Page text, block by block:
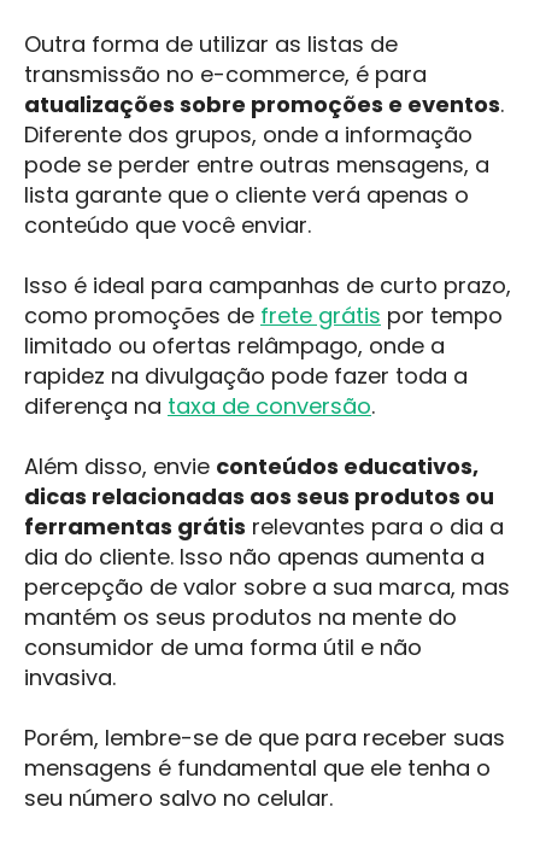
Outra forma de utilizar as listas de
transmissão no e-commerce, é para
atualizações sobre promoções e eventos.
Diferente dos grupos, onde a informação
pode se perder entre outras mensagens, a
lista garante que o cliente verá apenas o
conteúdo que você enviar.
Isso é ideal para campanhas de curto prazo,
como promoções de frete grátis por tempo
limitado ou ofertas relâmpago, onde a
rapidez na divulgação pode fazer toda a
diferença na taxa de conversão.
Além disso, envie conteúdos educativos,
dicas relacionadas aos seus produtos ou
ferramentas grátis relevantes para o dia a
dia do cliente. Isso não apenas aumenta a
percepção de valor sobre a sua marca, mas
mantém os seus produtos na mente do
consumidor de uma forma útil e não
invasiva.
Porém, lembre-se de que para receber suas
mensagens é fundamental que ele tenha o
seu número salvo no celular.